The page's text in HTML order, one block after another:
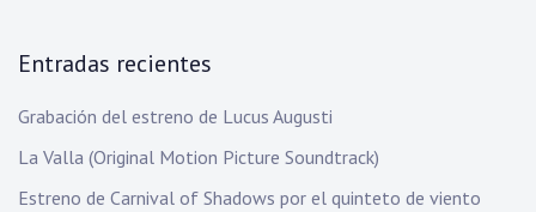
Entradas recientes
Grabación del estreno de Lucus Augusti
La Valla (Original Motion Picture Soundtrack)
Estreno de Carnival of Shadows por el quinteto de viento